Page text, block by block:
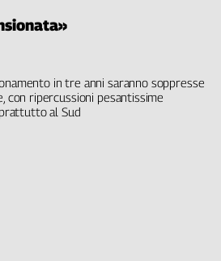
in tre anni saranno soppresse
con ripercussioni pesantissime
al Sud